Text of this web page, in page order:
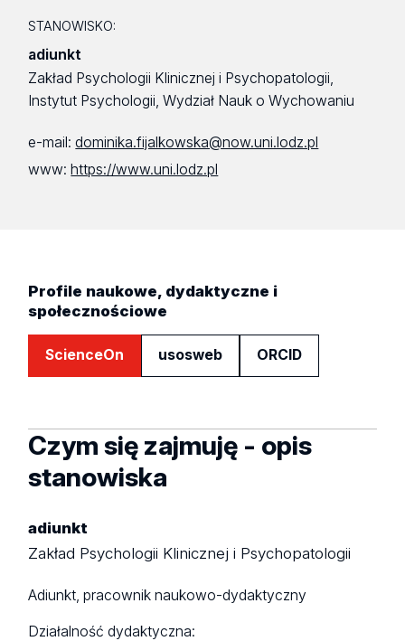
STANOWISKO:
adiunkt
Zakład Psychologii Klinicznej i Psychopatologii,
Instytut Psychologii, Wydział Nauk o Wychowaniu
e-mail:dominika.fijalkowska@now.uni.lodz.pl
www:https://www.uni.lodz.pl
Profile naukowe, dydaktyczne i
społecznościowe
ScienceOn usosweb ORCID
Czym się zajmuję - opis
stanowiska
adiunkt
Zakład Psychologii Klinicznej i Psychopatologii
Adiunkt, pracownik naukowo-dydaktyczny
Działalność dydaktyczna: